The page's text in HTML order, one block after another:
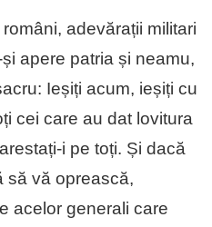
adevărații militari
apere patria și neamu,
Ieșiți acum, ieșiți cu
cei care au dat lovitura
i pe toți. Și dacă
să vă oprească,
acelor generali care